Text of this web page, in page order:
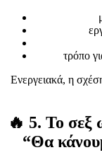
τρόπο
Ενεργειακά, η σχέση
🔥 5. Το σεξ
“Θα